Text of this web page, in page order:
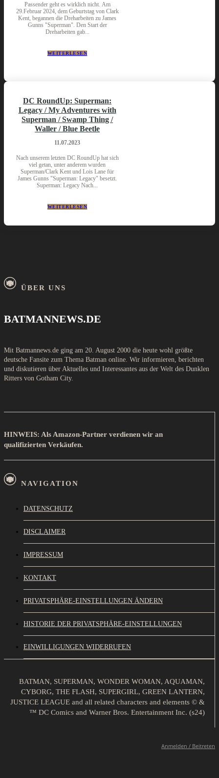
Passender geht es wirklich nicht. Am
29.Februar 2024, dem Geburtstag von Clark
Kent, begannen die Dreharbeiten zu James
Gunns "Superman". Den Start der
Dreharbeiten gab...
WEITERLESEN
DC RoundUp: Superman:
Legacy / My Adventures with
Superman / Swamp Thing /
Waller / Blue Beetle
11.07.2023
Nach unserem letzten DC RoundUp hat sich
viel getan, unter anderem wurden
Superman/Clark Kent und Lois Lane für
James Gunns "Superman: Legacy" besetzt.
Superman: Legacy Nach...
WEITERLESEN
ÜBER UNS
BATMANNEWS.DE
Mit Batmannews.de ging am 20. August 2000 die heute wohl größte
deutsche Fansite zum Thema Batman online. Wir informieren, berichten
und diskutieren über Aktuelles und Interessantes aus der Welt des Dunklen
Ritters von Gotham City.
HINWEIS: Als Amazon-Partner verdienen wir an
qualifizierten Verkäufen.
NAVIGATION
DATENSCHUTZ
DISCLAIMER
IMPRESSUM
KONTAKT
PRIVATSPHÄRE-EINSTELLUNGEN ÄNDERN
HISTORIE DER PRIVATSPHÄRE-EINSTELLUNGEN
EINWILLIGUNGEN WIDERRUFEN
BATMAN, SUPERMAN, WONDER WOMAN, AQUAMAN,
CYBORG, THE FLASH, SUPERGIRL, GREEN LANTERN,
JUSTICE LEAGUE and all related characters and elements © &
™ DC Comics and Warner Bros. Entertainment Inc. (s24)
Anmelden / Beitreten